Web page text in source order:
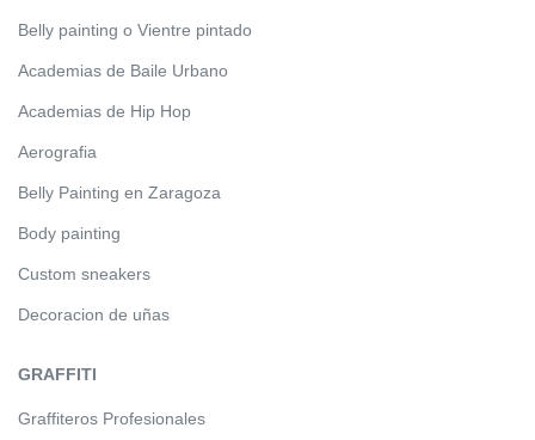
Belly painting o Vientre pintado
Academias de Baile Urbano
Academias de Hip Hop
Aerografia
Belly Painting en Zaragoza
Body painting
Custom sneakers
Decoracion de uñas
GRAFFITI
Graffiteros Profesionales